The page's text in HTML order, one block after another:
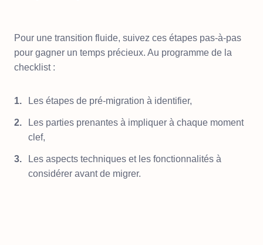
Pour une transition fluide, suivez ces étapes pas-à-pas
pour gagner un temps précieux. Au programme de la
checklist :
Les étapes de pré-migration à identifier,
Les parties prenantes à impliquer à chaque moment
clef,
Les aspects techniques et les fonctionnalités à
considérer avant de migrer.